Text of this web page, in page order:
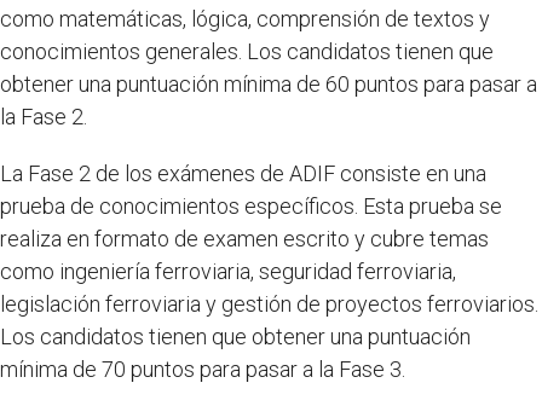
como matemáticas, lógica, comprensión de textos y
conocimientos generales. Los candidatos tienen que
obtener una puntuación mínima de 60 puntos para pasar a
la Fase 2.
La Fase 2 de los exámenes de ADIF consiste en una
prueba de conocimientos específicos. Esta prueba se
realiza en formato de examen escrito y cubre temas
como ingeniería ferroviaria, seguridad ferroviaria,
legislación ferroviaria y gestión de proyectos ferroviarios.
Los candidatos tienen que obtener una puntuación
mínima de 70 puntos para pasar a la Fase 3.